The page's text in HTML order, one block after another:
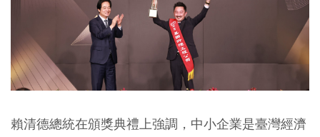
賴清德總統在頒獎典禮上強調，中小企業是臺灣經濟